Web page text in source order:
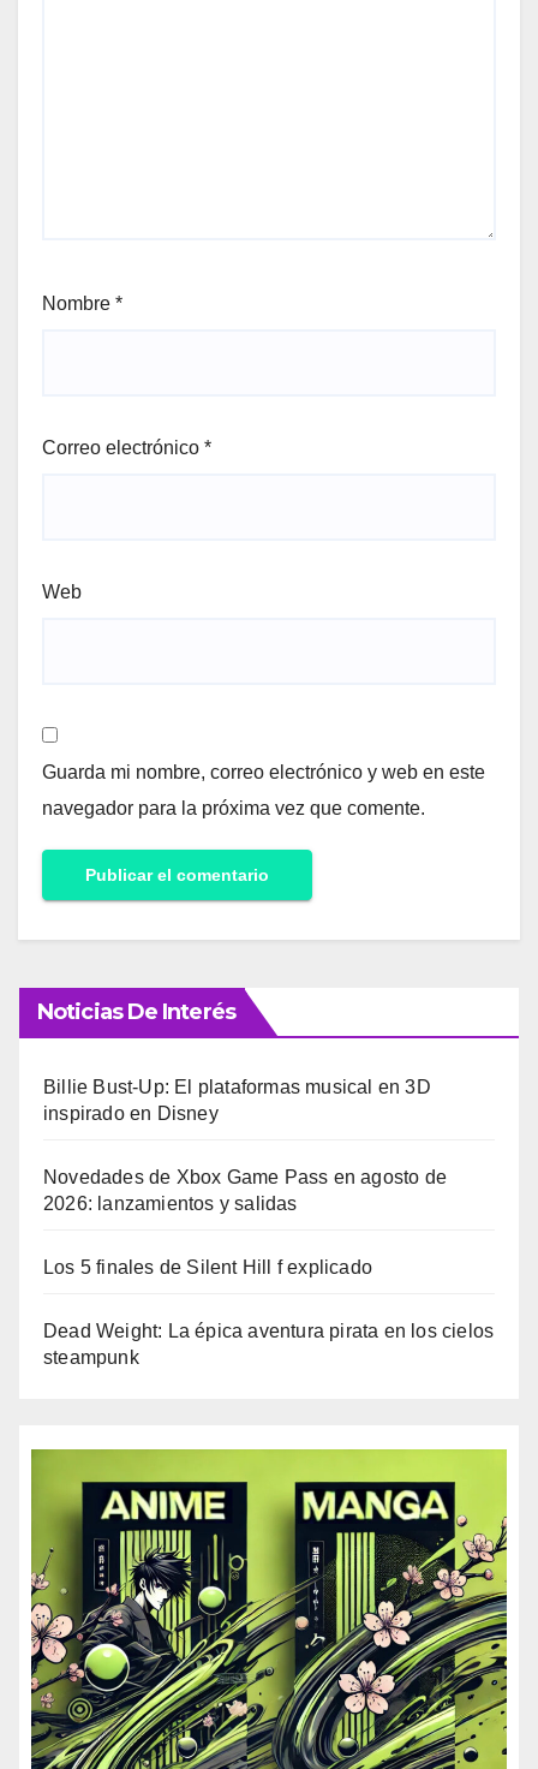
Nombre *
Correo electrónico *
Web
Guarda mi nombre, correo electrónico y web en este
navegador para la próxima vez que comente.
Noticias De Interés
Billie Bust-Up: El plataformas musical en 3D
inspirado en Disney
Novedades de Xbox Game Pass en agosto de
2026: lanzamientos y salidas
Los 5 finales de Silent Hill f explicado
Dead Weight: La épica aventura pirata en los cielos
steampunk